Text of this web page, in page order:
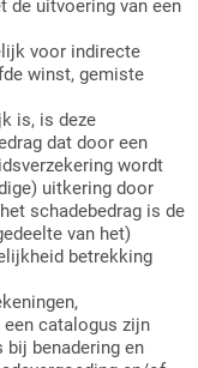
de uitvoering van een
voor indirecte
winst, gemiste
is, is deze
dat door een
wordt
uitkering door
schadebedrag is de
van het)
betrekking
catalogus zijn
benadering en